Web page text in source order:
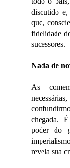
discutido
que,
fidelidade
sucessores.
Nada de
As
chegada.
poder do
revela sua